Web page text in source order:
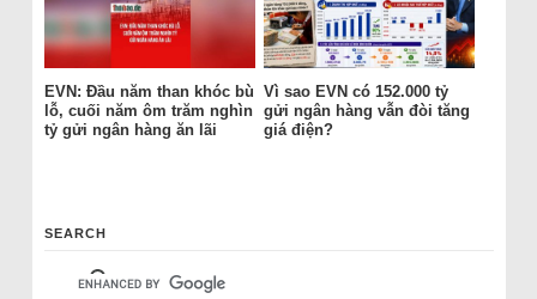
EVN: Đầu năm than khóc bù
lỗ, cuối năm ôm trăm nghìn
tỷ gửi ngân hàng ăn lãi
Vì sao EVN có 152.000 tỷ
gửi ngân hàng vẫn đòi tăng
giá điện?
SEARCH